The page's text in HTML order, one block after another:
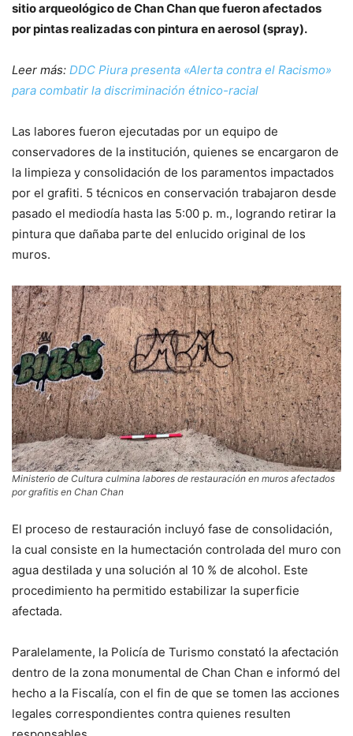
sitio arqueológico de Chan Chan que fueron afectados
por pintas realizadas con pintura en aerosol (spray).
Leer más: DDC Piura presenta «Alerta contra el Racismo»
para combatir la discriminación étnico-racial
Las labores fueron ejecutadas por un equipo de
conservadores de la institución, quienes se encargaron de
la limpieza y consolidación de los paramentos impactados
por el grafiti. 5 técnicos en conservación trabajaron desde
pasado el mediodía hasta las 5:00 p. m., logrando retirar la
pintura que dañaba parte del enlucido original de los
muros.
Ministerio de Cultura culmina labores de restauración en muros afectados
por grafitis en Chan Chan
El proceso de restauración incluyó fase de consolidación,
la cual consiste en la humectación controlada del muro con
agua destilada y una solución al 10 % de alcohol. Este
procedimiento ha permitido estabilizar la superficie
afectada.
Paralelamente, la Policía de Turismo constató la afectación
dentro de la zona monumental de Chan Chan e informó del
hecho a la Fiscalía, con el fin de que se tomen las acciones
legales correspondientes contra quienes resulten